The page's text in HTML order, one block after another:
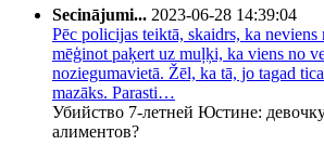
Secinājumi... 2023-06-28 14:39:04
Pēc policijas teiktā, skaidrs, ka neviens
mēģinot paķert uz muļķi, ka viens no
noziegumavietā. Žēl, ka tā, jo tagad
mazāks. Parasti…
Убийство 7-летней Юстине:
алиментов?